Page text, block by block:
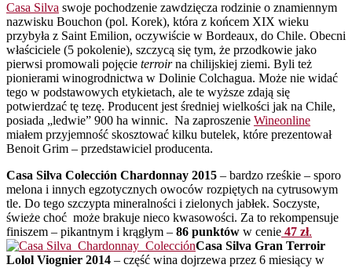
Casa Silva swoje pochodzenie zawdzięcza rodzinie o znamiennym
nazwisku Bouchon (pol. Korek), która z końcem XIX wieku
przybyła z Saint Emilion, oczywiście w Bordeaux, do Chile. Obecni
właściciele (5 pokolenie), szczycą się tym, że przodkowie jako
pierwsi promowali pojęcie terroirna chilijskiej ziemi. Byli też
pionierami winogrodnictwa w Dolinie Colchagua. Może nie widać
tego w podstawowych etykietach, ale te wyższe zdają się
potwierdzać tę tezę. Producent jest średniej wielkości jak na Chile,
posiada „ledwie” 900 ha winnic. Na zaproszenie Wineonline
miałem przyjemność skosztować kilku butelek, które prezentował
Benoit Grim – przedstawiciel producenta.
Casa Silva Colección Chardonnay 2015 – bardzo rześkie – sporo
melona i innych egzotycznych owoców rozpiętych na cytrusowym
tle. Do tego szczypta mineralności i zielonych jabłek. Soczyste,
świeże choć może brakuje nieco kwasowości. Za to rekompensuje
finiszem – pikantnym i krągłym – 86 punktów w cenie 47 zł.
Casa Silva Gran Terroir
Lolol Viognier 2014 – część wina dojrzewa przez 6 miesiący w